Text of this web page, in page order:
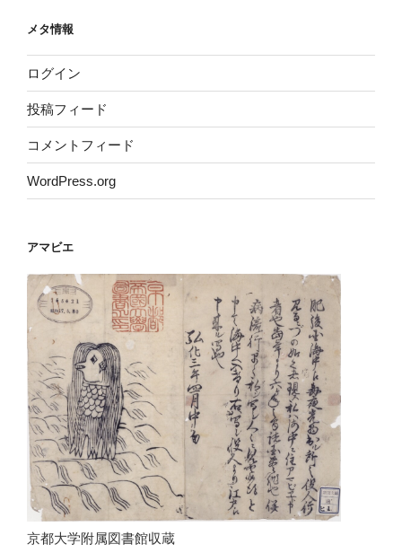
メタ情報
ログイン
投稿フィード
コメントフィード
WordPress.org
アマビエ
京都大学附属図書館収蔵